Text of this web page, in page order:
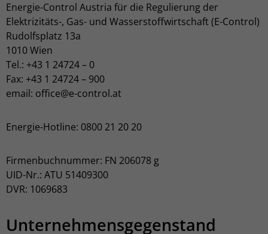
Energie-Control Austria für die Regulierung der
Elektrizitäts-, Gas- und Wasserstoffwirtschaft (E-Control)
Rudolfsplatz 13a
1010 Wien
Tel.: +43 1 24724 – 0
Fax: +43 1 24724 – 900
email: office@e-control.at
Energie-Hotline: 0800 21 20 20
Firmenbuchnummer: FN 206078 g
UID-Nr.: ATU 51409300
DVR: 1069683
Unternehmensgegenstand